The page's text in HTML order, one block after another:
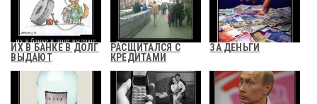
ИХ В БАНКЕ В ДОЛГ
ВЫДАЮТ
РАСЩИТАЛСЯ С
КРЕДИТАМИ
ЗА ДЕНЬГИ